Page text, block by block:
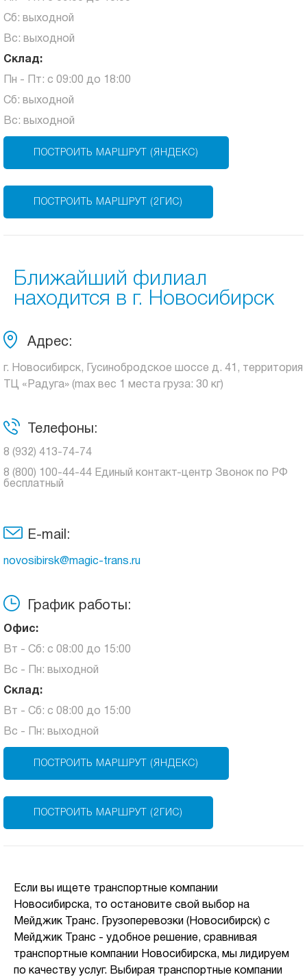
Сб: выходной
Вс: выходной
Склад:
Пн - Пт: с 09:00 до 18:00
Сб: выходной
Вс: выходной
ПОСТРОИТЬ МАРШРУТ (ЯНДЕКС)
ПОСТРОИТЬ МАРШРУТ (2ГИС)
Ближайший филиал
находится в г. Новосибирск
Адрес:
г. Новосибирск, Гусинобродское шоссе д. 41, территория
ТЦ «Радуга» (max вес 1 места груза: 30 кг)
Телефоны:
8 (932) 413-74-74
8 (800) 100-44-44 Единый контакт-центр Звонок по РФ
бесплатный
E-mail:
novosibirsk@magic-trans.ru
График работы:
Офис:
Вт - Сб: с 08:00 до 15:00
Вс - Пн: выходной
Склад:
Вт - Сб: с 08:00 до 15:00
Вс - Пн: выходной
ПОСТРОИТЬ МАРШРУТ (ЯНДЕКС)
ПОСТРОИТЬ МАРШРУТ (2ГИС)
Если вы ищете транспортные компании
Новосибирска, то остановите свой выбор на
Мейджик Транс. Грузоперевозки (Новосибирск) с
Мейджик Транс - удобное решение, сравнивая
транспортные компании Новосибирска, мы лидируем
по качеству услуг. Выбирая транспортные компании